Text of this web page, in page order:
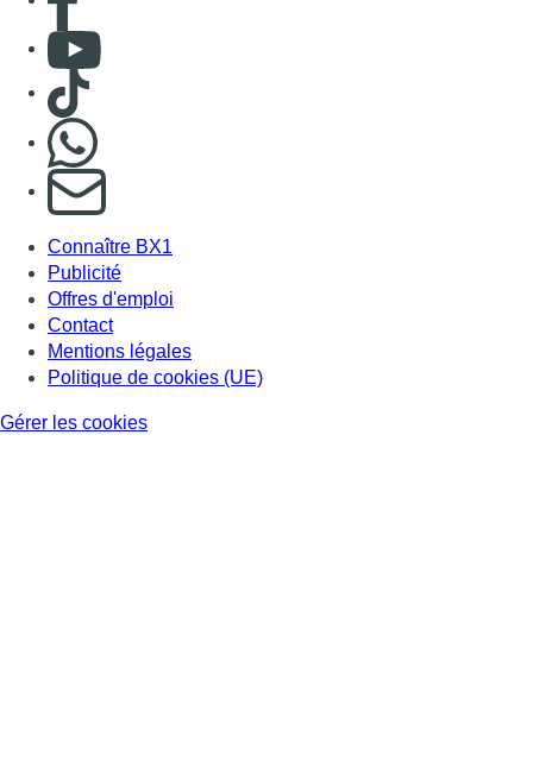
Consulter Youtube
Consulter TikTok
S'abonner à notre newsletter
Connaître BX1
Publicité
Offres d'emploi
Contact
Mentions légales
Politique de cookies (UE)
Gérer les cookies